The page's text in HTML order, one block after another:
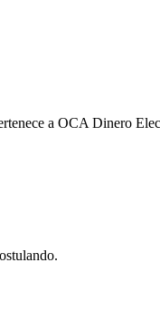
a OCA Dinero